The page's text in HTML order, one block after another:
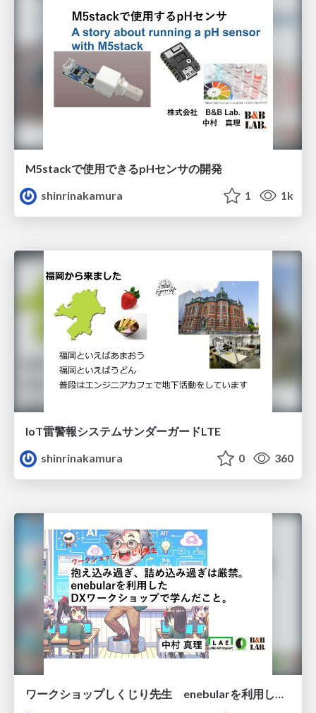
M5stackで使用できるpHセンサの開発
shinrinakamura
1 1k
IoT雷警報システムサンダーガードLTE
shinrinakamura
0 360
ワークショップしくじり先生 enebularを利用したワークショップで学んだこと